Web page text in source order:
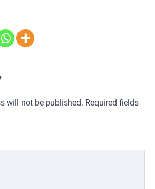
will not be published. Required fields